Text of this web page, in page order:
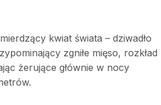
kwiat świata – dziwadło
zgniłe mięso, rozkład
żerujące głównie w nocy